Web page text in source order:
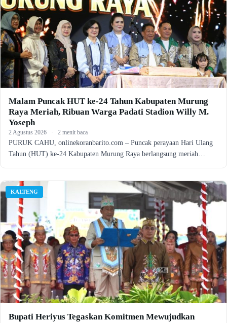
Malam Puncak HUT ke-24 Tahun Kabupaten Murung
Raya Meriah, Ribuan Warga Padati Stadion Willy M.
Yoseph
2 Agustus 2026 · 2 menit baca
PURUK CAHU, onlinekoranbarito.com – Puncak perayaan Hari Ulang
Tahun (HUT) ke-24 Kabupaten Murung Raya berlangsung meriah…
KALTENG
Bupati Heriyus Tegaskan Komitmen Mewujudkan